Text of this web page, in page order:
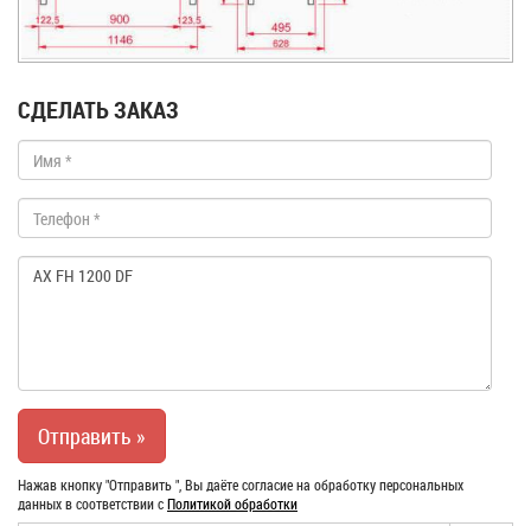
СДЕЛАТЬ ЗАКАЗ
Нажав кнопку "Отправить ", Вы даёте согласие на обработку персональных
данных в соответствии сПолитикой обработки